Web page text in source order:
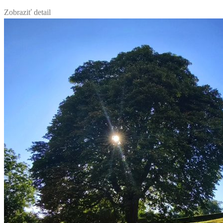
Zobraziť detail